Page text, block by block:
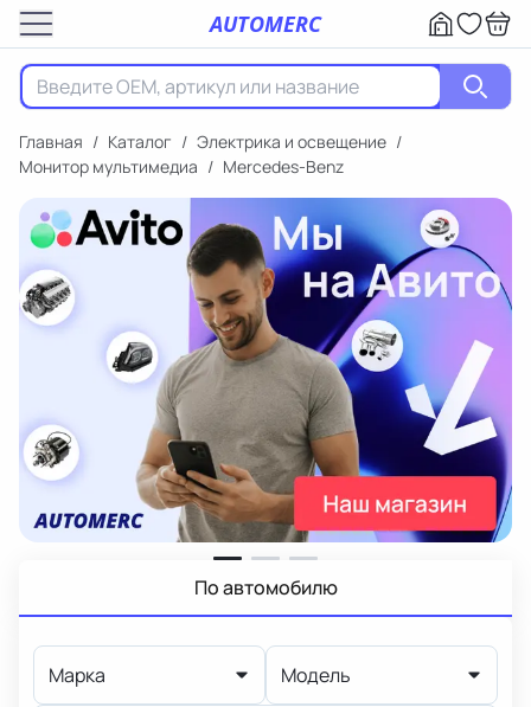
AUTOMERC
Главная / Каталог / Электрика и освещение /
Монитор мультимедиа / Mercedes-Benz
По автомобилю
Марка Модель